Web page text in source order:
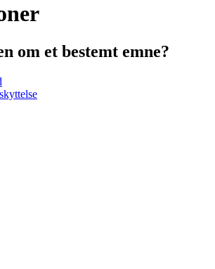
om et bestemt emne?